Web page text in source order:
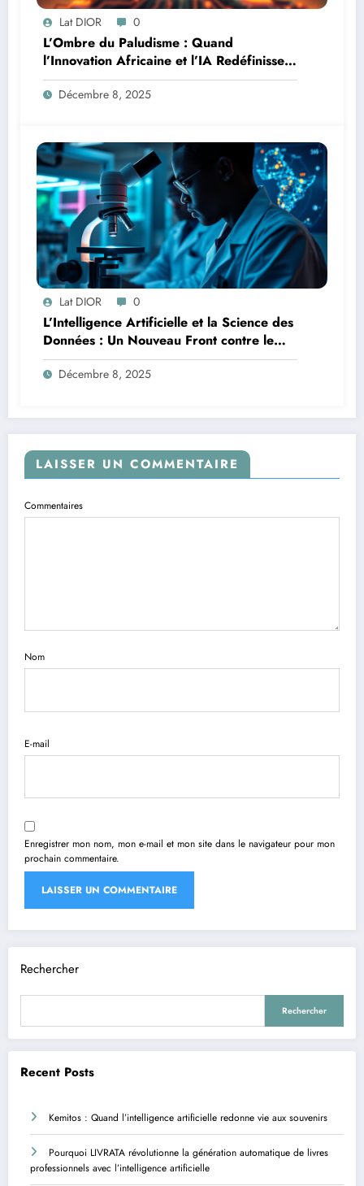
Lat DIOR 0
L’Ombre du Paludisme : Quand
l’Innovation Africaine et l’IA Redéfinissent
la Lutte
Décembre 8, 2025
Lat DIOR 0
L’Intelligence Artificielle et la Science des
Données : Un Nouveau Front contre le
Paludisme en Afrique
Décembre 8, 2025
LAISSER UN COMMENTAIRE
Commentaires
Nom
E-mail
Enregistrer mon nom, mon e-mail et mon site dans le navigateur pour mon
prochain commentaire.
Rechercher
Rechercher
Recent Posts
Kemitos : Quand l’intelligence artificielle redonne vie aux souvenirs
Pourquoi LIVRATA révolutionne la génération automatique de livres
professionnels avec l’intelligence artificielle